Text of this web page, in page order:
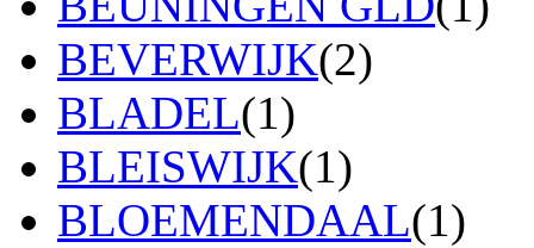
BEVERWIJK(2)
BLADEL(1)
BLEISWIJK(1)
BLOEMENDAAL(1)